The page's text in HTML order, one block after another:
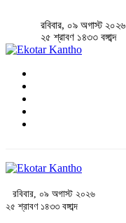
রবিবার, ০৯ অগাস্ট ২০২৬
২৫ শ্রাবণ ১৪৩৩ বঙ্গাব্দ
রবিবার, ০৯ অগাস্ট ২০২৬
২৫ শ্রাবণ ১৪৩৩ বঙ্গাব্দ